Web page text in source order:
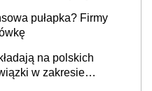
pułapka? Firmy
na polskich
w zakresie